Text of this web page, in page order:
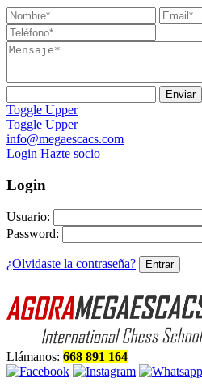
Toggle Upper
Toggle Upper
info@megaescacs.com
Login Hazte socio
Login
Usuario:
Password:
¿Olvidaste la contraseña?
Llámanos: 668 891 164